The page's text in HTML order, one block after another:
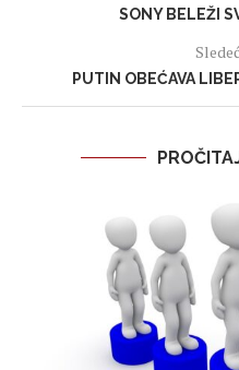
SONY BELEŽI
PUTIN OBEĆAVA